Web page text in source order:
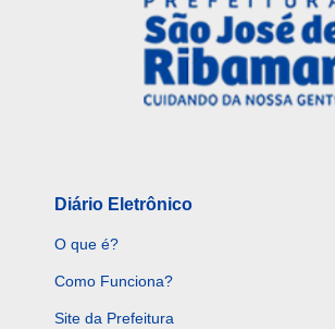
Diário Eletrônico
O que é?
Como Funciona?
Site da Prefeitura